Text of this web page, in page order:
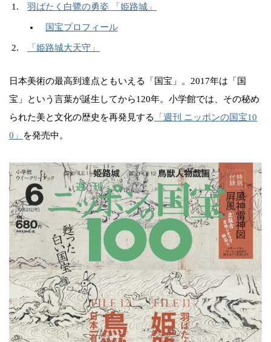
羽ばたく白鷺の勇姿 「姫路城」
国宝プロフィール
「姫路城大天守」
日本美術の最高到達点ともいえる「国宝」。2017年は「国
宝」という言葉が誕生してから120年。小学館では、その秘め
られた美と文化の歴史を再発見する
「週刊 ニッポンの国宝10
0」
を発売中。